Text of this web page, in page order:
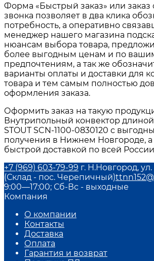
Форма «Быстрый заказ» или заказ
звонка позволяет в два клика
потребность, а оперативно
менеджер нашего магазина
нюансам выбора товара,
более выгодным ценам и по
предпочтениям, а так же
варианты оплаты и доставки для
товара и тем самым полностью
оформления заказа.
Оформить заказ на такую
Внутрипольный конвектор длиной
STOUT SCN-1100-0830120 с
получения в Нижнем Новгороде, а
быстрой доставкой по всей
+7 (969) 603-79-99 г. Н.Новгород,
(Склад - пос. Черепичный)
9:00—17:00; Сб-Вс - выходные
Компания
О компании
Контакты
Доставка
Оплата
Гарантия и возврат